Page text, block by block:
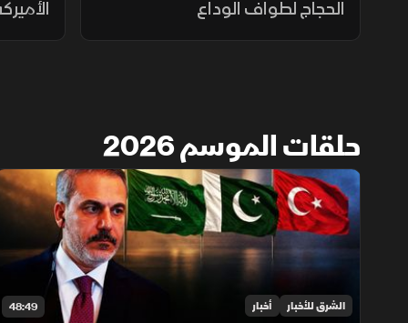
الحجاج لطواف الوداع
حلقات الموسم 2026
48:49 الشرق للأخبار أخبار